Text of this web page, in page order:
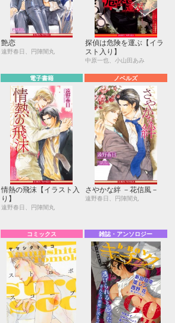
艶恋
遠野春日、円陣闇丸
探偵は危険を運ぶ【イラ
スト入り】
中原一也、小山田あみ
電子書籍
情熱の飛沫【イラスト入
り】
遠野春日、円陣闇丸
ノベルズ
さやかな絆 －花信風－
遠野春日、円陣闇丸
コミックス 雑誌・アンソロジー